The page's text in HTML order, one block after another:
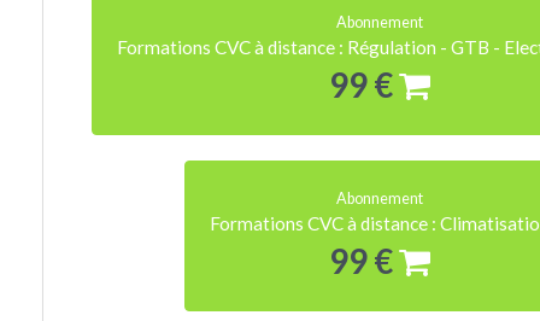
Abonnement
Formations CVC à distance : Régulation - GTB -
99 €
Abonnement
Formations CVC à distance :
99 €